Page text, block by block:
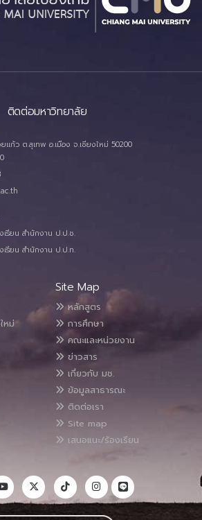
ติดต่อมหาวิทยาลัย
แก้ว ต.สุเทพ อ.เมือง จ.เชียงใหม่ 50200
เรียน สำนักงาน ป.ป.ช.
เรียน สำนักงาน ป.ป.ท.
หม่
Site Map
หลักสูตร
การศึกษา
คณะและหน่วยงาน
ข่าวสาร
เกี่ยวกับ มช.
ข้อมูลสาธารณะ
ติดต่อเรา
Site map
เสนอแนะ/ร้องเรียน